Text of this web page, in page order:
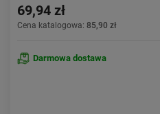
69,94 zł
Cena katalogowa: 85,90 zł
Darmowa dostawa